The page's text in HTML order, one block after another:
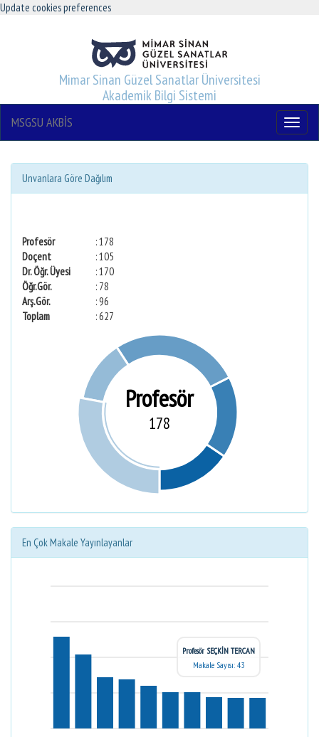
Update cookies preferences
Mimar Sinan Güzel Sanatlar Üniversitesi
Akademik Bilgi Sistemi
Menu
MSGSU AKBİS
Unvanlara Göre Dağılım
Profesör
: 178
Doçent
: 105
Dr. Öğr. Üyesi
: 170
Öğr.Gör.
: 78
Arş.Gör.
: 96
Toplam
: 627
Profesör
178
En Çok Makale Yayınlayanlar
Profesör SEÇKİN TERCAN
Makale Sayısı: 43